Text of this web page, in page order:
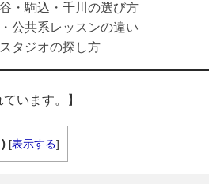
・駒込・千川の選び方
公共系レッスンの違い
タジオの探し方
います。】
[表示する]